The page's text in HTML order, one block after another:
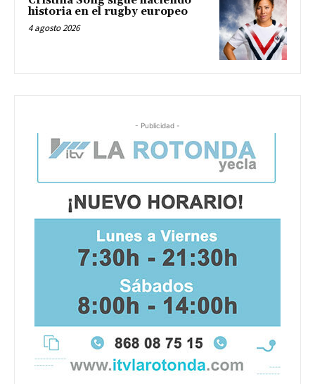
historia en el rugby europeo
4 agosto 2026
- Publicidad -